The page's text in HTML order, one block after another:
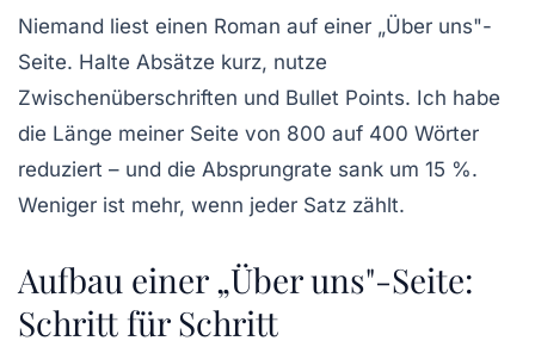
Niemand liest einen Roman auf einer „Über uns"-
Seite. Halte Absätze kurz, nutze
Zwischenüberschriften und Bullet Points. Ich habe
die Länge meiner Seite von 800 auf 400 Wörter
reduziert – und die Absprungrate sank um 15 %.
Weniger ist mehr, wenn jeder Satz zählt.
Aufbau einer „Über uns"-Seite:
Schritt für Schritt